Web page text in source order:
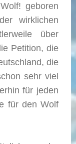
geboren
wirklichen
über
Petition, die
die
sehr viel
für jeden
für den Wolf